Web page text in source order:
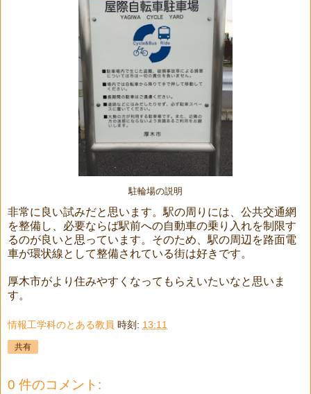
駐輪場の説明
非常に良い試みだと思います。駅の周りには、公共交通網
を整備し、必要ならば駅前への自動車の乗り入れを制限す
るのが良いと思っています。そのため、駅の周辺を路面電
車が環状線として整備されている街は好きです。
厚木市がより住みやすくなってもらえいたいなと思いま
す。
情報工学科のとある教員 時刻: 13:11
共有
0 件のコメント: